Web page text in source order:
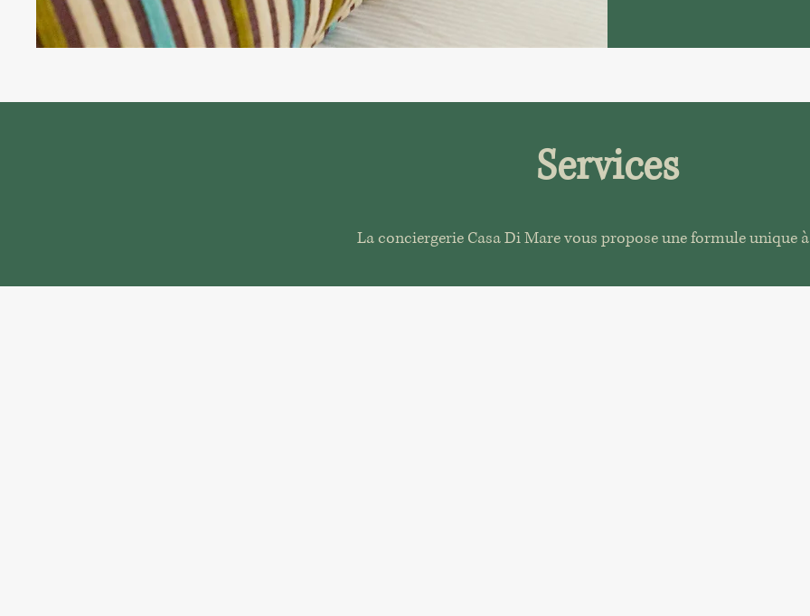
Services
La conciergerie Casa Di Mare vous propose une formule unique à